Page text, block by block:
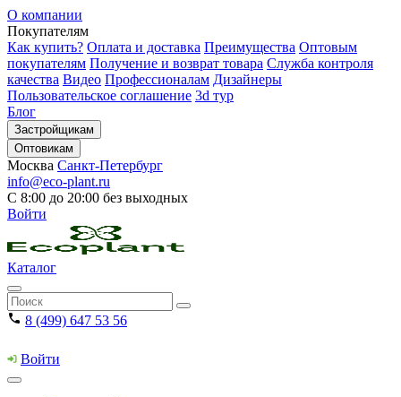
О компании
Покупателям
Как купить? Оплата и доставка Преимущества Оптовым
покупателям Получение и возврат товара Служба контроля
качества Видео Профессионалам Дизайнеры
Пользовательское соглашение 3d тур
Блог
Застройщикам
Оптовикам
Москва Санкт-Петербург
info@eco-plant.ru
С 8:00 до 20:00 без выходных
Войти
Каталог
8 (499) 647 53 56
Войти